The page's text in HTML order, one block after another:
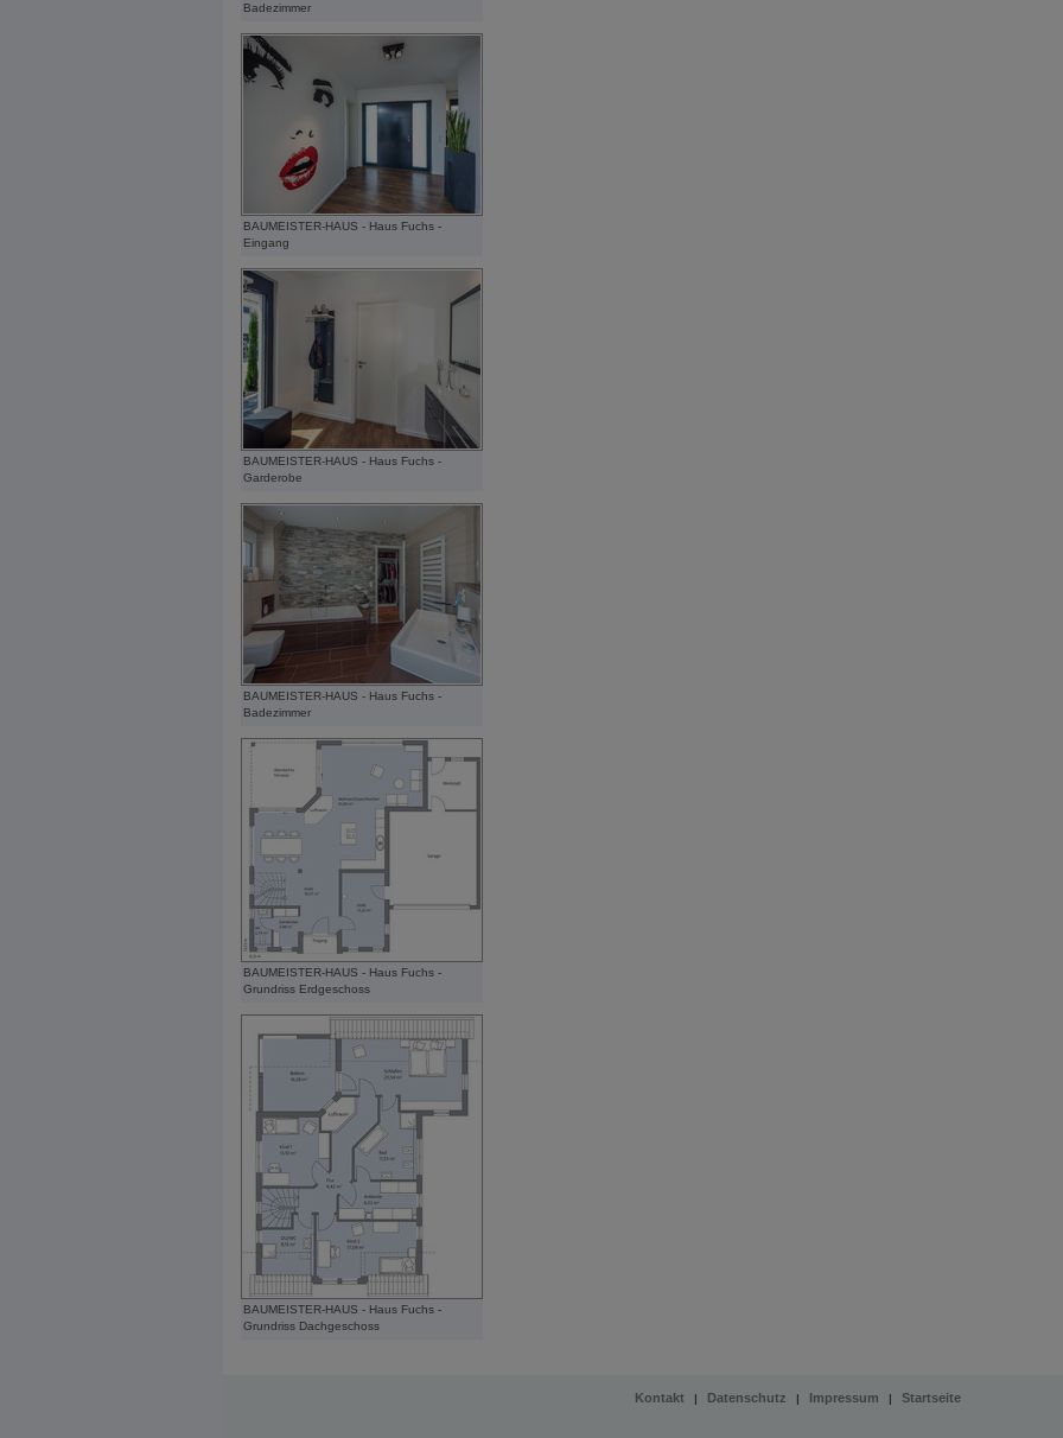
Badezimmer
BAUMEISTER-HAUS - Haus Fuchs -
Eingang
BAUMEISTER-HAUS - Haus Fuchs -
Garderobe
BAUMEISTER-HAUS - Haus Fuchs -
Badezimmer
BAUMEISTER-HAUS - Haus Fuchs -
Grundriss Erdgeschoss
BAUMEISTER-HAUS - Haus Fuchs -
Grundriss Dachgeschoss
Kontakt | Datenschutz | Impressum | Startseite